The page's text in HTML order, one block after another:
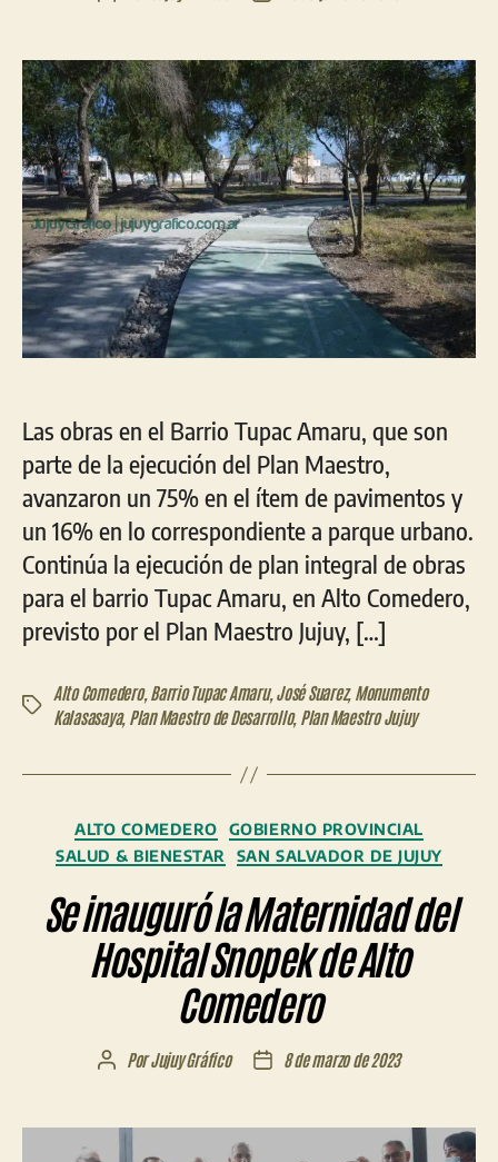
entrada
entrada
Las obras en el Barrio Tupac Amaru, que son
parte de la ejecución del Plan Maestro,
avanzaron un 75% en el ítem de pavimentos y
un 16% en lo correspondiente a parque urbano.
Continúa la ejecución de plan integral de obras
para el barrio Tupac Amaru, en Alto Comedero,
previsto por el Plan Maestro Jujuy, […]
Etiquetas
Alto Comedero, Barrio Tupac Amaru, José Suarez, Monumento
Kalasasaya, Plan Maestro de Desarrollo, Plan Maestro Jujuy
Categorías
ALTO COMEDERO
GOBIERNO PROVINCIAL
SALUD & BIENESTAR
SAN SALVADOR DE JUJUY
Se inauguró la Maternidad del
Hospital Snopek de Alto
Comedero
Autor
entrada
PorJujuy Gráfico
Fecha
entrada
8 de marzo de 2023